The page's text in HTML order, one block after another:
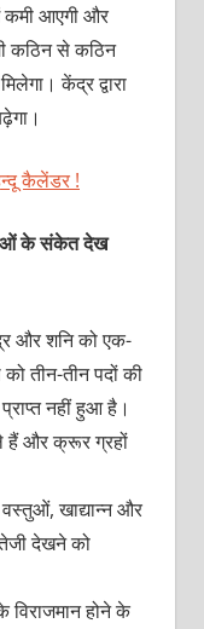
कमी आएगी और
कठिन से कठिन
केंद्र द्वारा
कैलेंडर !
के संकेत देख
और शनि को एक-
तीन-तीन पदों की
नहीं हुआ है।
हैं और क्रूर ग्रहों
खाद्यान्न और
देखने को
विराजमान होने के